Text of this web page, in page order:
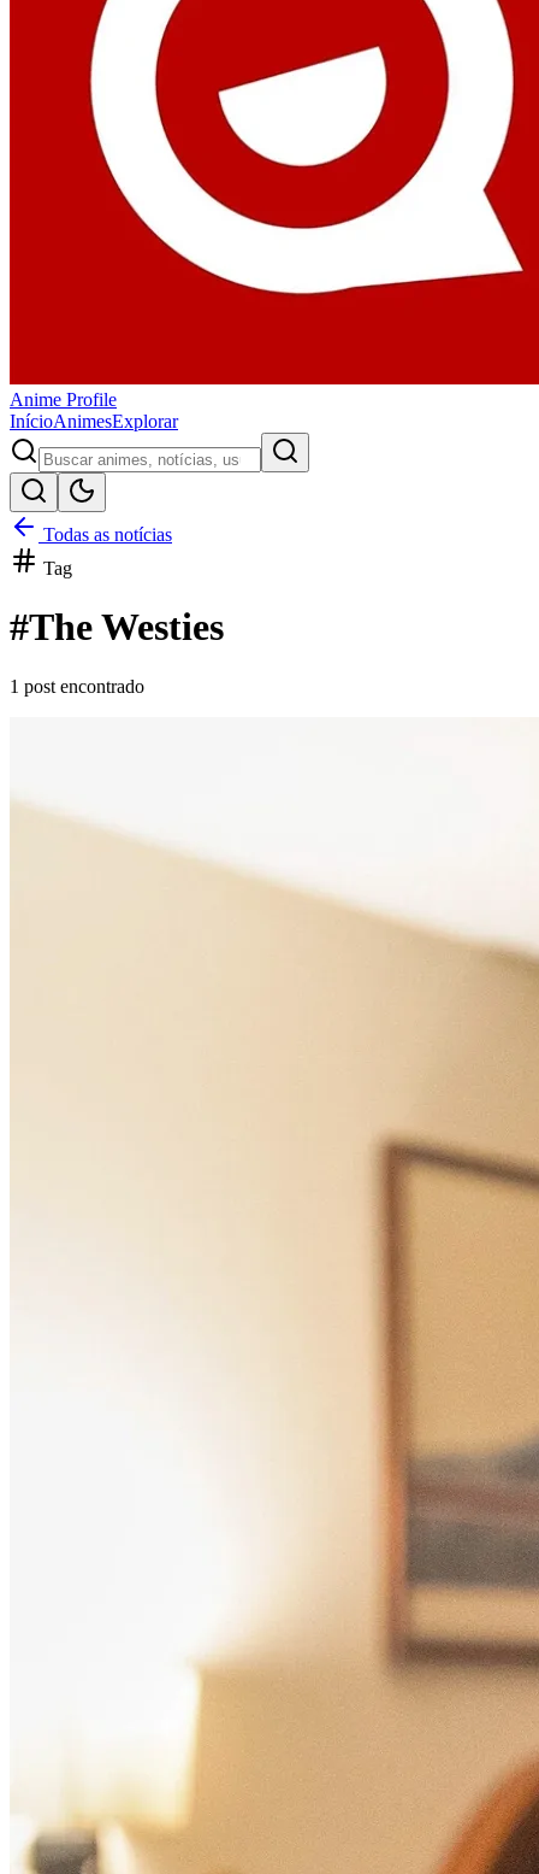
Anime Profile
InícioAnimesExplorar
Todas as notícias
Tag
#The Westies
1 post encontrado